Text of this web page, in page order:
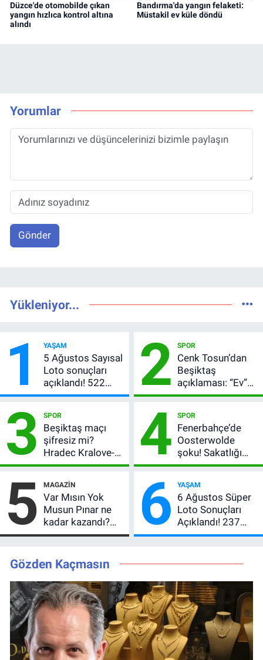
Düzce'de otomobilde çıkan
yangın hızlıca kontrol altına
alındı
Bandırma'da yangın felaketi:
Müstakil ev küle döndü
Yorumlar
Gönder
Yükleniyor...
1 YAŞAM
5 Ağustos Sayısal
Loto sonuçları
açıklandı! 522
milyon TL devretti
2 SPOR
Cenk Tosun’dan
Beşiktaş
açıklaması: “Ev”
dedi, asıl mesajı
verdi
3 SPOR
Beşiktaş maçı
şifresiz mi?
Hradec Kralove-
Beşiktaş hangi
kaçta?
4 SPOR
Fenerbahçe’de
Oosterwolde
şoku! Sakatlığı
ciddi mi, kaç hafta
5 MAGAZIN
Var Mısın Yok
Musun Pınar ne
kadar kazandı?
Son teklifi
kutusundan
servet çıktı
6 YAŞAM
6 Ağustos Süper
Loto Sonuçları
Açıklandı! 237
Milyon TL’lik
Gözden Kaçmasın